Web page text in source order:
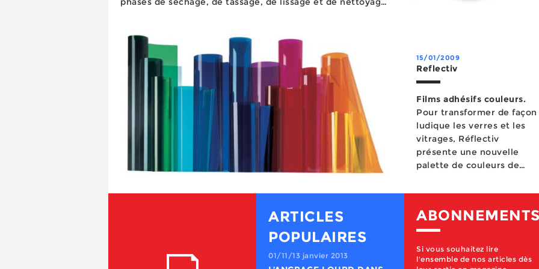
15/01/2009
Reflectiv
Films adhésifs couleurs.
Pour transformer de façon
ludique les verres et les
vitrages, Réflectiv
présente une nouvelle
palette de couleurs de
Cette colle...
ARTICLES
POPULAIRES
01/11/13 janvier 2013
Si vous souhaitez lire
l'ensemble de nos articles dès